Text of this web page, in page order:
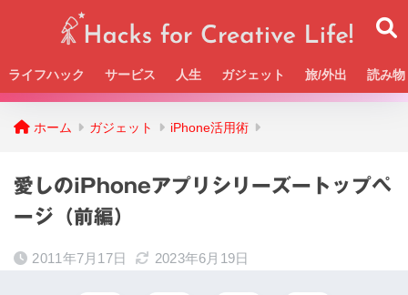
ライフハック サービス 人生 ガジェット 旅/外出 読み物
Beckの活動＆SNSまとめはこちら
ホーム ガジェット iPhone活用術
愛しのiPhoneアプリシリーズートップペ
ージ（前編）
2011年7月17日 2023年6月19日